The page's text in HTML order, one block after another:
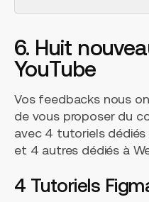
6. Huit
YouTube
Vos feedbacks nous
de vous proposer du
avec 4 tutoriels dédiés
et 4 autres dédiés à
4 Tutoriels